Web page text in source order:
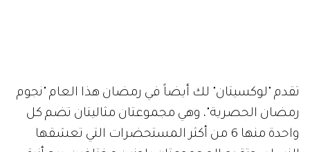
تقدم "لوكسيتان" لك أيضاً في رمضان هذا العام "نجوم
رمضان الحصرية"، وهي مجموعتان مثاليتان تضم كل
واحدة منها 6 من أكثر المستحضرات التي تعشقها